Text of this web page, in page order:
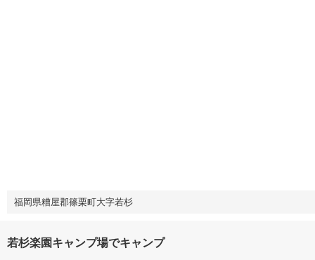
福岡県糟屋郡篠栗町大字若杉
若杉楽園キャンプ場でキャンプ